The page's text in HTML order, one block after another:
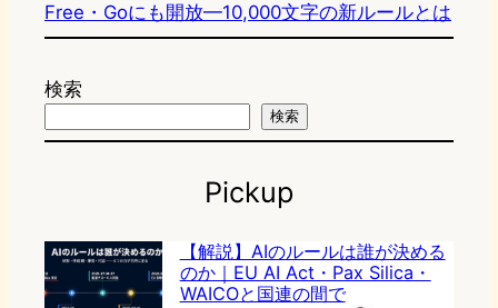
Free・Goにも開放—10,000文字の新ルールとは
検索
検索
Pickup
【解説】AIのルールは誰が決める
のか｜EU AI Act・Pax Silica・
WAICOと国連の間で